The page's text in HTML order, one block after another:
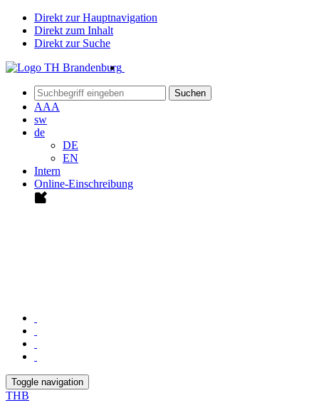
Direkt zur Hauptnavigation
Direkt zum Inhalt
Direkt zur Suche
Suchen
AAA
sw
de
DE
EN
Intern
Online-Einschreibung
Toggle navigation
THB